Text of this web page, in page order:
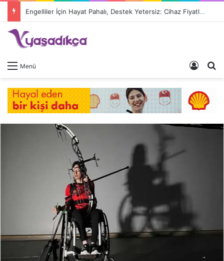
Engelliler İçin Hayat Pahalı, Destek Yetersiz: Cihaz Fiyatları 9 Kat Arttı, Devlet Katkısı Eriyor
Menü Giriş